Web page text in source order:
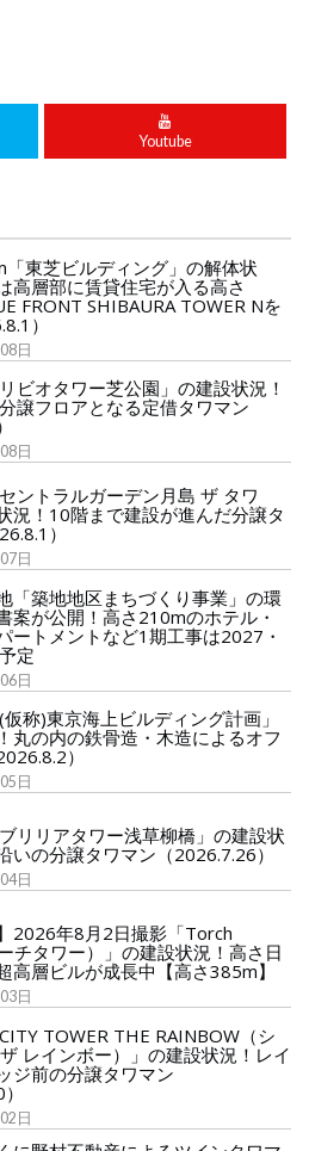
Youtube
東芝ビルディング」の解体状
高層部に賃貸住宅が入る高さ
FRONT SHIBAURA TOWER Nを
）
日
ビオタワー芝公園」の建設状況！
譲フロアとなる定借タワマン
日
ントラルガーデン月島 ザ タワ
況！10階まで建設が進んだ分譲タ
）
日
「築地地区まちづくり事業」の環
案が公開！高さ210mのホテル・
ートメントなど1期工事は2027・
定
日
称)東京海上ビルディング計画」
丸の内の鉄骨造・木造によるオフ
）
日
リリアタワー浅草柳橋」の建設状
いの分譲タワマン（2026.7.26）
日
2026年8月2日撮影「Torch
チタワー）」の建設状況！高さ日
高層ビルが成長中【高さ385m】
日
TOWER THE RAINBOW（シ
レインボー）」の建設状況！レイ
ジ前の分譲タワマン
日